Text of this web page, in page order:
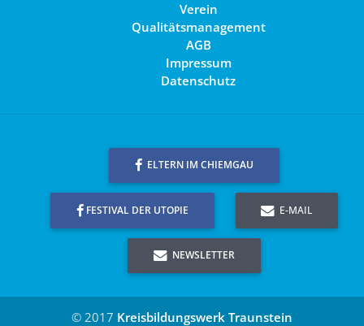
Verein
Qualitätsmanagement
AGB
Impressum
Datenschutz
ELTERN IM CHIEMGAU
FESTIVAL DER UTOPIE E-MAIL
NEWSLETTER
© 2017 Kreisbildungswerk Traunstein